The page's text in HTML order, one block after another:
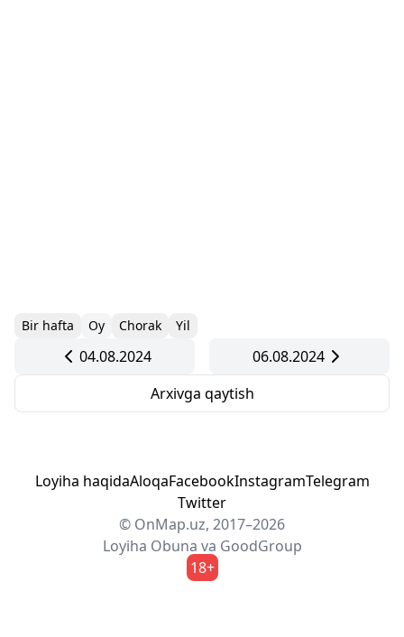
Bir hafta Oy Chorak Yil
04.08.2024
06.08.2024
Arxivga qaytish
Loyiha haqidaAloqaFacebookInstagramTelegram
Twitter
© OnMap.uz, 2017–2026
Loyiha Obuna va GoodGroup
18+